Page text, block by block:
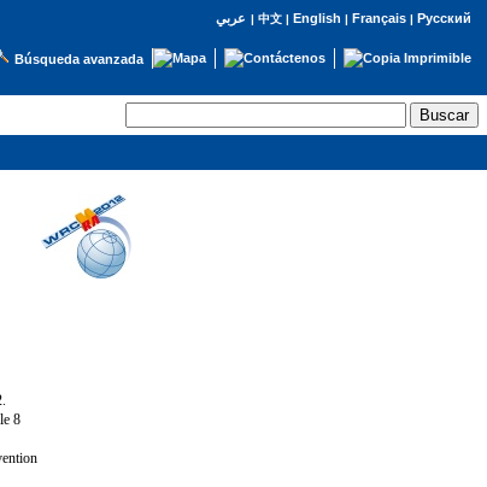
عربي | 中文| English | Français| Русский
Búsqueda avanzada
8